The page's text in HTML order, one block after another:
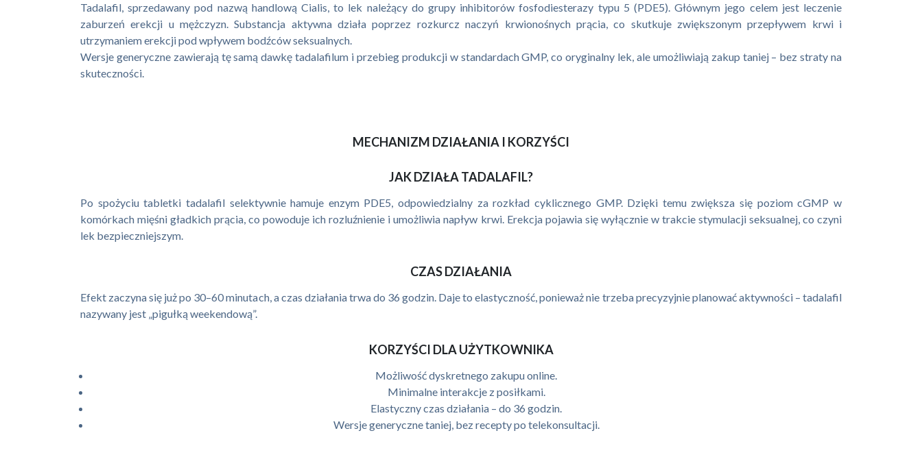
Tadalafil, sprzedawany pod nazwą handlową Cialis, to lek należący do grupy inhibitorów fosfodiesterazy typu 5 (PDE5). Głównym jego celem jest leczenie
zaburzeń erekcji u mężczyzn. Substancja aktywna działa poprzez rozkurcz naczyń krwionośnych prącia, co skutkuje zwiększonym przepływem krwi i
utrzymaniem erekcji pod wpływem bodźców seksualnych.
Wersje generyczne zawierają tę samą dawkę tadalafilum i przebieg produkcji w standardach GMP, co oryginalny lek, ale umożliwiają zakup taniej – bez straty na
skuteczności.
MECHANIZM DZIAŁANIA I KORZYŚCI
JAK DZIAŁA TADALAFIL?
Po spożyciu tabletki tadalafil selektywnie hamuje enzym PDE5, odpowiedzialny za rozkład cyklicznego GMP. Dzięki temu zwiększa się poziom cGMP w
komórkach mięśni gładkich prącia, co powoduje ich rozluźnienie i umożliwia napływ krwi. Erekcja pojawia się wyłącznie w trakcie stymulacji seksualnej, co czyni
lek bezpieczniejszym.
CZAS DZIAŁANIA
Efekt zaczyna się już po 30–60 minutach, a czas działania trwa do 36 godzin. Daje to elastyczność, ponieważ nie trzeba precyzyjnie planować aktywności – tadalafil
nazywany jest „pigułką weekendową”.
KORZYŚCI DLA UŻYTKOWNIKA
Możliwość dyskretnego zakupu online.
Minimalne interakcje z posiłkami.
Elastyczny czas działania – do 36 godzin.
Wersje generyczne taniej, bez recepty po telekonsultacji.